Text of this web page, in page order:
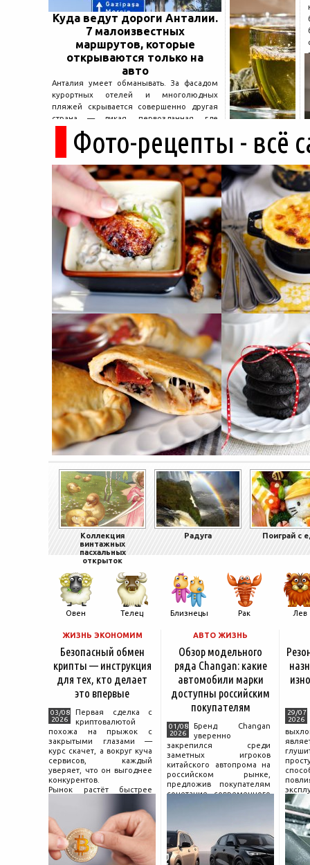
Куда ведут дороги Анталии.
7 малоизвестных
маршрутов, которые
открываются только на
авто
Анталия умеет обманывать. За фасадом
курортных отелей и многолюдных
пляжей скрывается совершенно другая
страна — дикая, первозданная, где
древние руины дремлют в тени кедров, а
горные дороги ведут к местам, о которых
не расскажет ни один автобусный гид....
Фото-рецепты - всё
Коллекция
винтажных
пасхальных
открыток
Радуга Поиграй с
Овен Телец Близнецы Рак Лев
ЖИЗНЬ ЭКОНОМИМ
Безопасный обмен
крипты — инструкция
для тех, кто делает
это впервые
03/08
2026
Первая сделка с
криптовалютой
похожа на прыжок с
закрытыми глазами —
курс скачет, а вокруг куча
сервисов, каждый
уверяет, что он выгоднее
конкурентов.
Рынок растёт быстрее
поведения на нём.
Петербургские
криптообменники,
московские
АВТО ЖИЗНЬ
Обзор модельного
ряда Changan: какие
автомобили марки
доступны российским
покупателям
01/08
2026
Бренд Changan
уверенно
закрепился среди
заметных игроков
китайского автопрома на
российском рынке,
предложив покупателям
сочетание современного
насчитывает несколько
десятилетий
29/07
2026
и